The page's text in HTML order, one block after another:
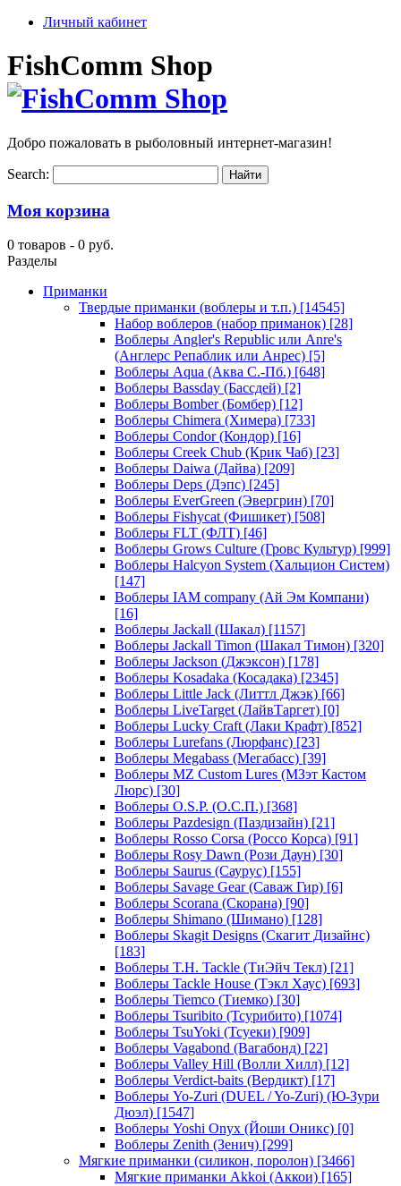
Личный кабинет
FishComm Shop
Добро пожаловать в рыболовный интернет-магазин!
Search:
Моя корзина
0 товаров - 0 руб.
Разделы
Приманки
Твердые приманки (воблеры и т.п.) [14545]
Набор воблеров (набор приманок) [28]
Воблеры Angler's Republic или Anre's
(Англерс Репаблик или Анрес) [5]
Воблеры Aqua (Аква С.-Пб.) [648]
Воблеры Bassday (Бассдей) [2]
Воблеры Bomber (Бомбер) [12]
Воблеры Chimera (Химера) [733]
Воблеры Condor (Кондор) [16]
Воблеры Creek Chub (Крик Чаб) [23]
Воблеры Daiwa (Дайва) [209]
Воблеры Deps (Дэпс) [245]
Воблеры EverGreen (Эвергрин) [70]
Воблеры Fishycat (Фишикет) [508]
Воблеры FLT (ФЛТ) [46]
Воблеры Grows Culture (Гровс Культур) [999]
Воблеры Halcyon System (Хальцион Систем)
[147]
Воблеры IAM company (Ай Эм Компани)
[16]
Воблеры Jackall (Шакал) [1157]
Воблеры Jackall Timon (Шакал Тимон) [320]
Воблеры Jackson (Джэксон) [178]
Воблеры Kosadaka (Косадака) [2345]
Воблеры Little Jack (Литтл Джэк) [66]
Воблеры LiveTarget (ЛайвТаргет) [0]
Воблеры Lucky Craft (Лаки Крафт) [852]
Воблеры Lurefans (Люрфанс) [23]
Воблеры Megabass (Мегабасс) [39]
Воблеры MZ Custom Lures (МЗэт Кастом
Люрс) [30]
Воблеры O.S.P. (О.С.П.) [368]
Воблеры Pazdesign (Паздизайн) [21]
Воблеры Rosso Corsa (Россо Корса) [91]
Воблеры Rosy Dawn (Рози Даун) [30]
Воблеры Saurus (Саурус) [155]
Воблеры Savage Gear (Саваж Гир) [6]
Воблеры Scorana (Скорана) [90]
Воблеры Shimano (Шимано) [128]
Воблеры Skagit Designs (Скагит Дизайнс)
[183]
Воблеры T.H. Tackle (ТиЭйч Текл) [21]
Воблеры Tackle House (Тэкл Хаус) [693]
Воблеры Tiemco (Тиемко) [30]
Воблеры Tsuribito (Тсурибито) [1074]
Воблеры TsuYoki (Тсуеки) [909]
Воблеры Vagabond (Вагабонд) [22]
Воблеры Valley Hill (Волли Хилл) [12]
Воблеры Verdict-baits (Вердикт) [17]
Воблеры Yo-Zuri (DUEL / Yo-Zuri) (Ю-Зури
Дюэл) [1547]
Воблеры Yoshi Onyx (Йоши Оникс) [0]
Воблеры Zenith (Зенич) [299]
Мягкие приманки (силикон, поролон) [3466]
Мягкие приманки Akkoi (Аккои) [165]